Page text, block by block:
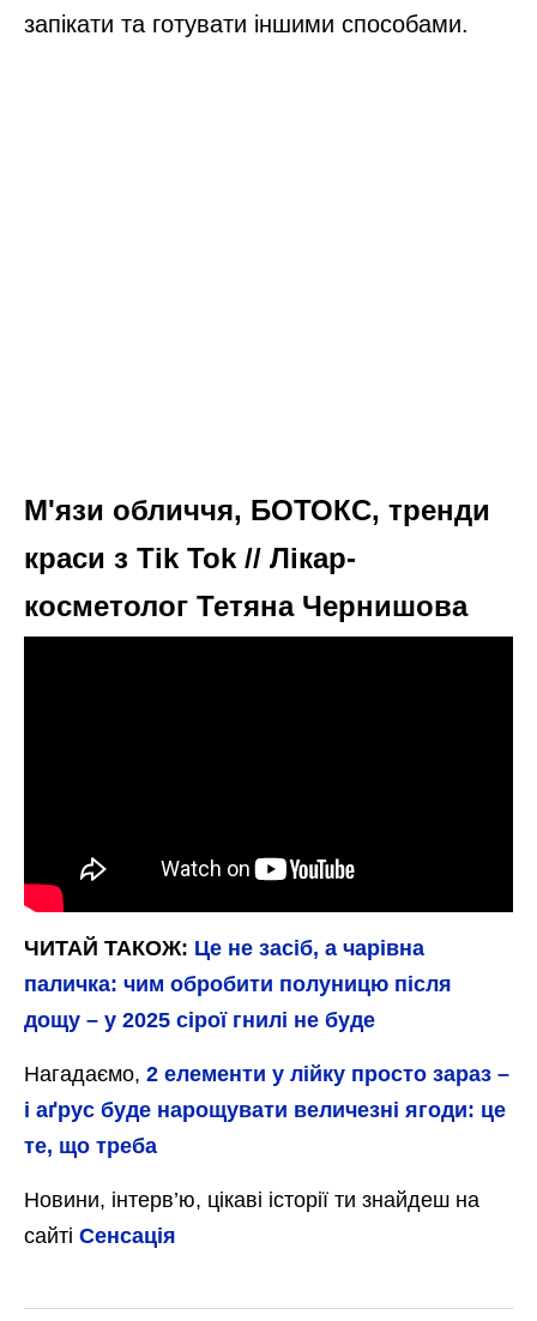
запікати та готувати іншими способами.
М'язи обличчя, БОТОКС, тренди
краси з Tik Tok // Лікар-
косметолог Тетяна Чернишова
ЧИТАЙ ТАКОЖ: Це не засіб, а чарівна
паличка: чим обробити полуницю після
дощу – у 2025 сірої гнилі не буде
Нагадаємо, 2 елементи у лійку просто зараз –
і аґрус буде нарощувати величезні ягоди: це
те, що треба
Новини, інтерв’ю, цікаві історії ти знайдеш на
сайті Сенсація